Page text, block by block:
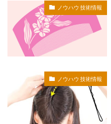
ノウハウ 技術情報
ノウハウ 技術情報